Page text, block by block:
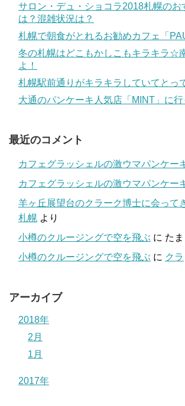
サロン・デュ・ショコラ2018札幌のお
は？混雑状況は？
札幌で朝食がとれるお勧めカフェ「
冬の札幌はどこもかしこもキラキラ☆
よ！
札幌駅前通りがキラキラしていてとっ
大通のパンケーキ人気店「MINT」に行
最近のコメント
カフェグラッシェルの激ウマパンケー
カフェグラッシェルの激ウマパンケー
羊ヶ丘展望台のクラーク博士に会って
札幌 より
小樽のクルージングで空を飛ぶ に たま
小樽のクルージングで空を飛ぶ に クラ
アーカイブ
2018年
2月
1月
2017年